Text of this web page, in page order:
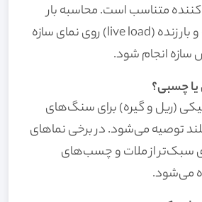
متناسب است. محاسبه بار
مرده (dead load) و بار زنده (live load) روی نمای سازه
انجام شود.
(ریل و گیره) برای سنگ‌های
توصیه می‌شود. در برخی نماهای
سبک‌تر از ملات و چسب‌های
می‌شود.